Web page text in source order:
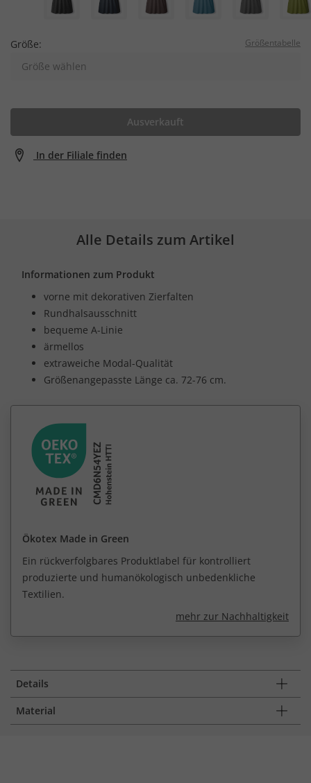
Größe: Größentabelle
Größe wählen
Ausverkauft
In der Filiale finden
Alle Details zum Artikel
Informationen zum Produkt
vorne mit dekorativen Zierfalten
Rundhalsausschnitt
bequeme A-Linie
ärmellos
extraweiche Modal-Qualität
Größenangepasste Länge ca. 72-76 cm.
Ökotex Made in Green
Ein rückverfolgbares Produktlabel für kontrolliert
produzierte und humanökologisch unbedenkliche
Textilien.
mehr zur Nachhaltigkeit
Details
Material